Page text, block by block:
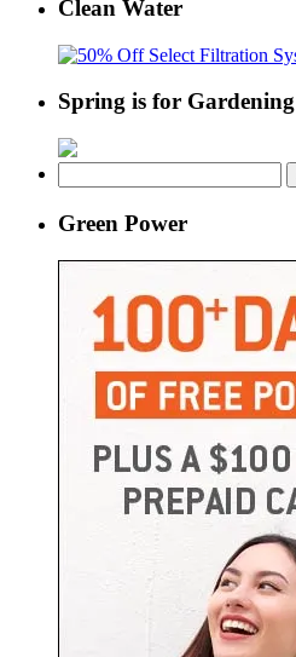
Clean Water
Spring is for Gardening
for:
Green Power